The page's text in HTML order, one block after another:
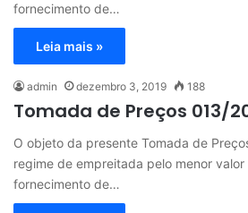
fornecimento de…
Leia mais »
admin dezembro 3, 2019 188
Tomada de Preços 013/
O objeto da presente Tomada de
regime de empreitada pelo menor
fornecimento de…